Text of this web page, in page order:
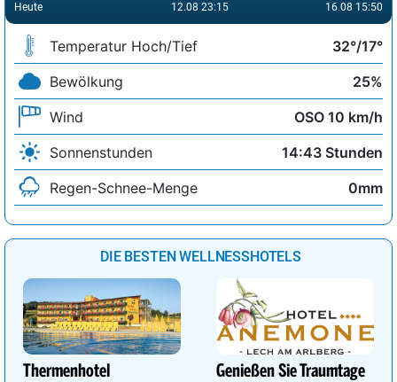
Heute
12.08 23:15
16.08 15:50
Temperatur Hoch/Tief
32°/17°
Bewölkung
25%
Wind
OSO 10 km/h
Sonnenstunden
14:43 Stunden
Regen-Schnee-Menge
0mm
DIE BESTEN WELLNESSHOTELS
Thermenhotel Genießen Sie Traumtage